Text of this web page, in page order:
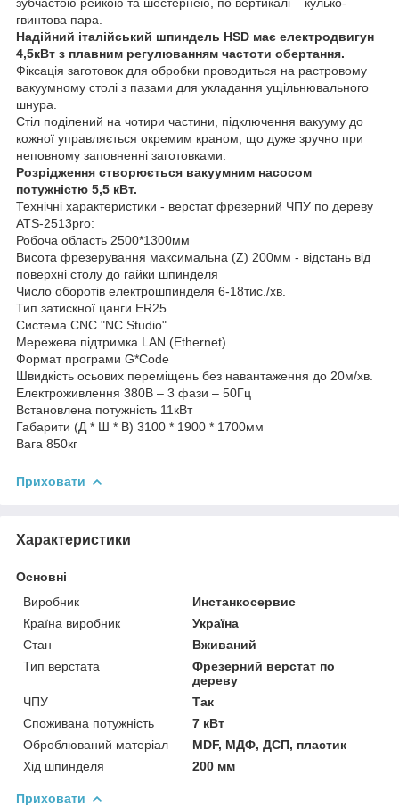
гвинтова пара.
Надійний італійський шпиндель HSD має електродвигун
4,5кВт з плавним регулюванням частоти обертання.
Фіксація заготовок для обробки проводиться на растровому
вакуумному столі з пазами для укладання ущільнювального
шнура.
Стіл поділений на чотири частини, підключення вакууму до
кожної управляється окремим краном, що дуже зручно при
неповному заповненні заготовками.
Розрідження створюється вакуумним насосом
потужністю 5,5 кВт.
Технічні характеристики - верстат фрезерний ЧПУ по дереву
ATS-2513pro:
Робоча область 2500*1300мм
Висота фрезерування максимальна (Z) 200мм - відстань від
поверхні столу до гайки шпинделя
Число оборотів електрошпинделя 6-18тис./хв.
Тип затискної цанги ER25
Система CNC "NC Studio"
Мережева підтримка LAN (Ethernet)
Формат програми G*Code
Швидкість осьових переміщень без навантаження до 20м/хв.
Електроживлення 380В – 3 фази – 50Гц
Встановлена потужність 11кВт
Габарити (Д * Ш * В) 3100 * 1900 * 1700мм
Вага 850кг
Приховати
Характеристики
Основні
Виробник
Инстанкосервис
Країна виробник
Україна
Стан
Вживаний
Тип верстата
Фрезерний верстат по
дереву
ЧПУ
Так
Споживана потужність
7 кВт
Оброблюваний матеріал
MDF, МДФ, ДСП, пластик
Хід шпинделя
200 мм
Приховати